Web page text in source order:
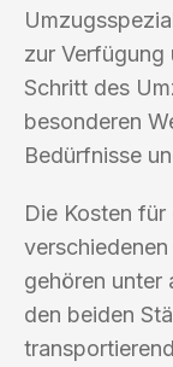
zur Verfügung
Schritt des
besonderen
Bedürfnisse
Die Kosten
gehören unter
den beiden